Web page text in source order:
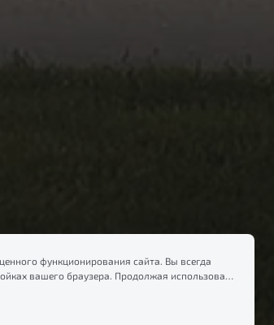
функционирования сайта. Вы всегда
вашего браузера. Продолжая использовать
использованию и возможной блокировке